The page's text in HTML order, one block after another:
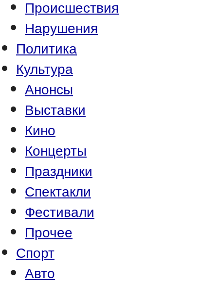
Происшествия
Нарушения
Политика
Культура
Анонсы
Выставки
Кино
Концерты
Праздники
Спектакли
Фестивали
Прочее
Спорт
Авто